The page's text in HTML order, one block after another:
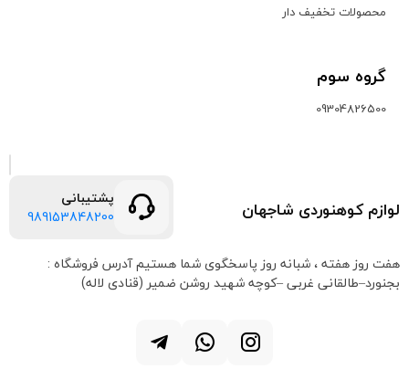
محصولات تخفیف دار
گروه سوم
09304826500
لوازم کوهنوردی شاجهان
پشتیبانی
989153848200
هفت روز هفته ، شبانه روز پاسخگوی شما هستیمآدرس فروشگاه :
بجنورد–طالقانی غربی –کوچه شهید روشن ضمیر (قنادی لاله)